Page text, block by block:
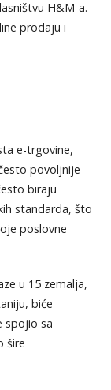
H&M-a.
prodaju i
e-trgovine,
povoljnije
biraju
standarda, što
poslovne
u 15 zemalja,
biće
spojio sa
šire